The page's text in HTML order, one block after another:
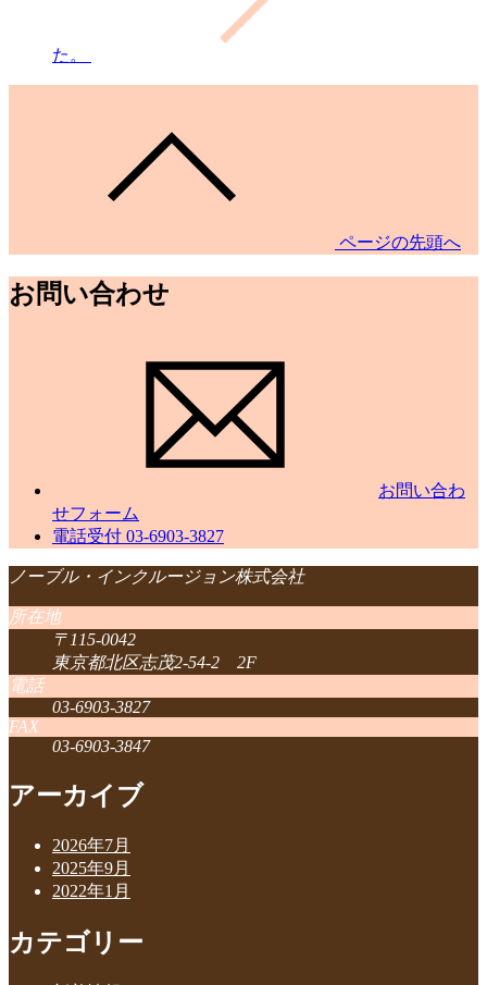
た。
ページの先頭へ
お問い合わせ
お問い合わ
せフォーム
電話受付 03-6903-3827
ノーブル・インクルージョン株式会社
所在地
〒115-0042
東京都北区志茂2-54-2 2F
電話
03-6903-3827
FAX
03-6903-3847
アーカイブ
2026年7月
2025年9月
2022年1月
カテゴリー